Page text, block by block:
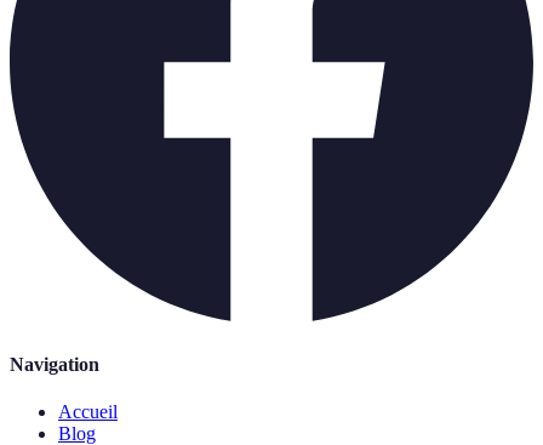
Navigation
Accueil
Blog